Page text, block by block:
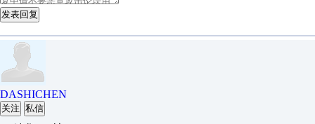
发表回复
DASHICHEN
关注 私信